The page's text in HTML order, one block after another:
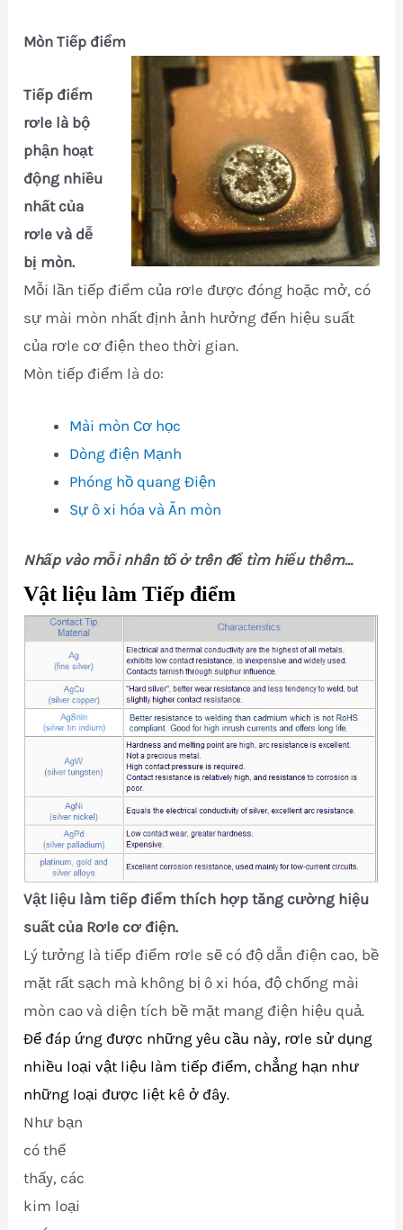
Mòn Tiếp điểm
Tiếp điểm
rơle là bộ
phận hoạt
động nhiều
nhất của
rơle và dễ
bị mòn.
Mỗi lần tiếp điểm của rơle được đóng hoặc mở, có
sự mài mòn nhất định ảnh hưởng đến hiệu suất
của rơle cơ điện theo thời gian.
Mòn tiếp điểm là do:
Mài mòn Cơ học
Dòng điện Mạnh
Phóng hồ quang Điện
Sự ô xi hóa và Ăn mòn
Nhấp vào mỗi nhân tố ở trên để tìm hiểu thêm…
Vật liệu làm Tiếp điểm
Vật liệu làm tiếp điểm thích hợp tăng cường hiệu
suất của Rơle cơ điện.
Lý tưởng là tiếp điểm rơle sẽ có độ dẫn điện cao, bề
mặt rất sạch mà không bị ô xi hóa, độ chống mài
mòn cao và diện tích bề mặt mang điện hiệu quả.
Để đáp ứng được những yêu cầu này, rơle sử dụng
nhiều loại vật liệu làm tiếp điểm, chẳng hạn như
những loại được liệt kê ở đây.
Như bạn
có thể
thấy, các
kim loại